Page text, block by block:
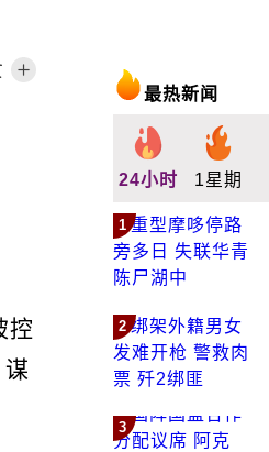
控
最热新闻
24小时 1星期
1
2
3